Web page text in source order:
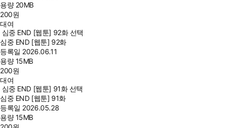
용량 20MB
200원
대여
심중 END [웹툰] 92화 선택
심중 END [웹툰] 92화
등록일 2026.06.11
용량15MB
200원
대여
심중 END [웹툰] 91화 선택
심중 END [웹툰] 91화
등록일 2026.05.28
용량15MB